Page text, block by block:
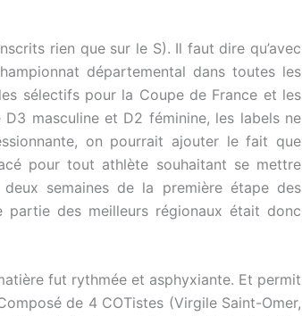
rien que sur le S). Il faut dire qu’avec
départemental dans toutes les
sélectifs pour la Coupe de France et les
masculine et D2 féminine, les labels ne
on pourrait ajouter le fait que
pour tout athlète souhaitant se mettre
semaines de la première étape des
des meilleurs régionaux était donc
fut rythmée et asphyxiante. Et permit
de 4 COTistes (Virgile Saint-Omer,